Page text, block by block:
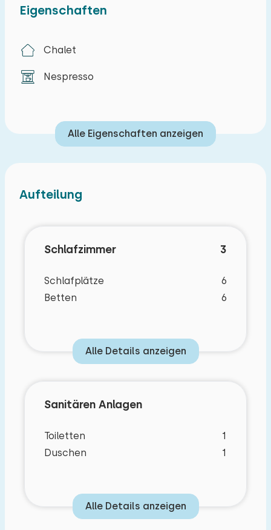
Eigenschaften
Chalet
Nespresso
Alle Eigenschaften anzeigen
Aufteilung
Schlafzimmer 3
Schlafplätze
6
Betten
6
Alle Details anzeigen
Sanitären Anlagen
Toiletten
1
Duschen
1
Alle Details anzeigen